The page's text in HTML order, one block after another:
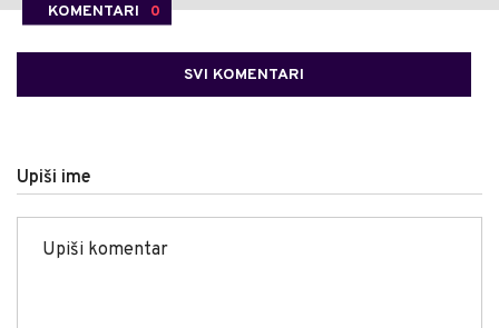
KOMENTARI 0
SVI KOMENTARI
Upiši ime